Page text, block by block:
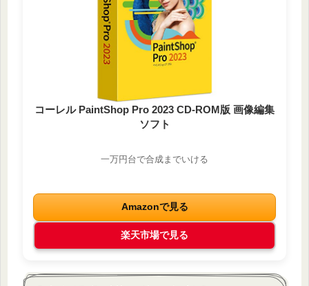
コーレル PaintShop Pro 2023 CD-ROM版 画像編集
ソフト
一万円台で合成までいける
Amazonで見る
楽天市場で見る